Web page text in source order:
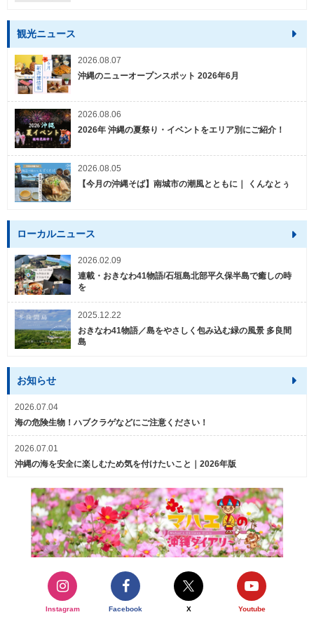
観光ニュース
2026.08.07
沖縄のニューオープンスポット 2026年6月
2026.08.06
2026年 沖縄の夏祭り・イベントをエリア別にご紹介！
2026.08.05
【今月の沖縄そば】南城市の潮風とともに｜ くんなとぅ
ローカルニュース
2026.02.09
連載・おきなわ41物語/石垣島北部平久保半島で癒しの時
を
2025.12.22
おきなわ41物語／島をやさしく包み込む緑の風景 多良間
島
お知らせ
2026.07.04
海の危険生物！ハブクラゲなどにご注意ください！
2026.07.01
沖縄の海を安全に楽しむため気を付けたいこと｜2026年版
Instagram Facebook X Youtube